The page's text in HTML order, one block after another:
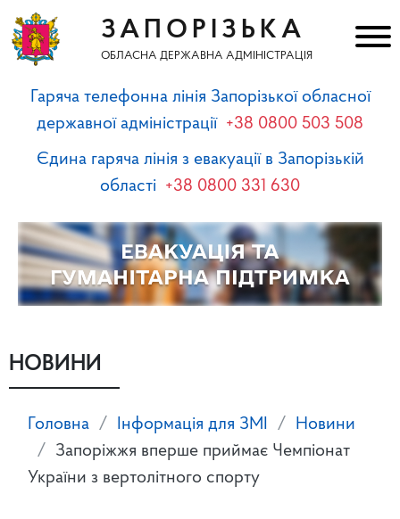
ЗАПОРІЗЬКА
ОБЛАСНА ДЕРЖАВНА АДМІНІСТРАЦІЯ
Гаряча телефонна лінія Запорізької обласної
державної адміністрації +38 0800 503 508
Єдина гаряча лінія з евакуації в Запорізькій
області +38 0800 331 630
НОВИНИ
Головна Інформація для ЗМІ
Новини
Запоріжжя вперше приймає Чемпіонат
України з вертолітного спорту